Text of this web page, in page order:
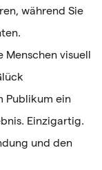
während Sie
Menschen visuell
Publikum ein
Einzigartig.
und den